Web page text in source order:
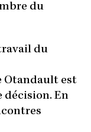
du
du
Otandault est
décision. En